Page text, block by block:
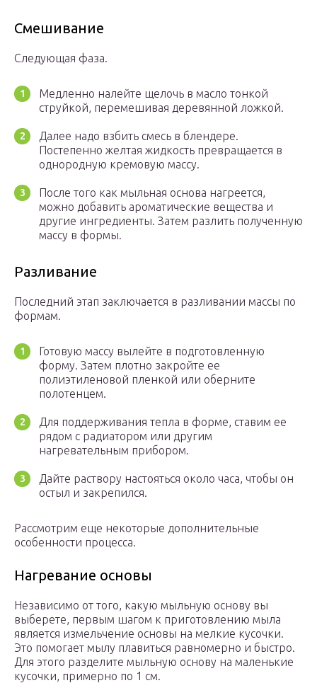
Смешивание
Следующая фаза.
Медленно налейте щелочь в масло тонкой
струйкой, перемешивая деревянной ложкой.
Далее надо взбить смесь в блендере.
Постепенно желтая жидкость превращается в
однородную кремовую массу.
После того как мыльная основа нагреется,
можно добавить ароматические вещества и
другие ингредиенты. Затем разлить полученную
массу в формы.
Разливание
Последний этап заключается в разливании массы по
формам.
Готовую массу вылейте в подготовленную
форму. Затем плотно закройте ее
полиэтиленовой пленкой или оберните
полотенцем.
Для поддерживания тепла в форме, ставим ее
рядом с радиатором или другим
нагревательным прибором.
Дайте раствору настояться около часа, чтобы он
остыл и закрепился.
Рассмотрим еще некоторые дополнительные
особенности процесса.
Нагревание основы
Независимо от того, какую мыльную основу вы
выберете, первым шагом к приготовлению мыла
является измельчение основы на мелкие кусочки.
Это помогает мылу плавиться равномерно и быстро.
Для этого разделите мыльную основу на маленькие
кусочки, примерно по 1 см.